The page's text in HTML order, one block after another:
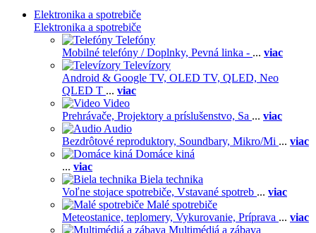
Elektronika a spotrebiče
Elektronika a spotrebiče
Telefóny
Mobilné telefóny / Doplnky, Pevná linka - ... viac
Televízory
Android & Google TV, OLED TV, QLED, Neo
QLED T ... viac
Video
Prehrávače, Projektory a príslušenstvo, Sa ... viac
Audio
Bezdrôtové reproduktory, Soundbary, Mikro/Mi ... viac
Domáce kiná
... viac
Biela technika
Voľne stojace spotrebiče, Vstavané spotreb ... viac
Malé spotrebiče
Meteostanice, teplomery, Vykurovanie, Príprava ... viac
Multimédiá a zábava